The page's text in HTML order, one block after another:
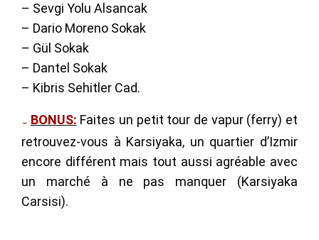
– Sevgi Yolu Alsancak
– Dario Moreno Sokak
– Gül Sokak
– Dantel Sokak
– Kibris Sehitler Cad.
→ BONUS: Faites un petit tour de vapur (ferry) et
retrouvez-vous à Karsiyaka, un quartier d’Izmir
encore différent mais tout aussi agréable avec
un marché à ne pas manquer (Karsiyaka
Carsisi).